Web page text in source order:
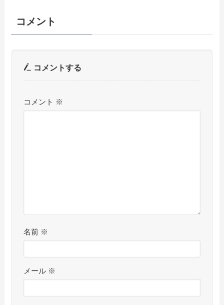
コメント
コメントする
コメント ※
名前 ※
メール ※